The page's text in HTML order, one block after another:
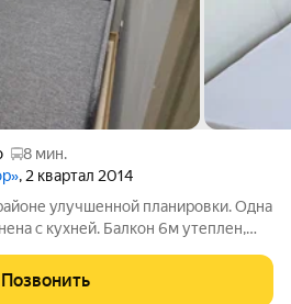
8 мин.
, 2 квартал 2014
улучшенной планировки. Одна
с кухней. Балкон 6м утеплен,
кабина. Современная
Позвонить